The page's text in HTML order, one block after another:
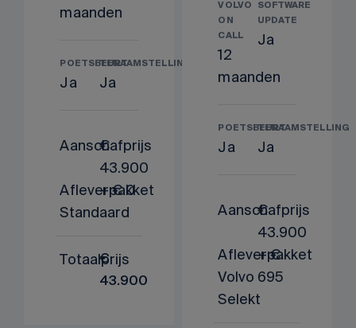
maanden
POETSBEURT
Ja
TENAAMSTELLING
Ja
Aanschafprijs
€
43.900
Afleverpakket
Standaard
+ € 0
Totaalprijs
€
43.900
VOLVO
ON
CALL
12
maanden
SOFTWARE
UPDATE
Ja
POETSBEURT
Ja
TENAAMSTELLING
Ja
Aanschafprijs
€
43.900
Afleverpakket
Volvo
Selekt
+ €
695